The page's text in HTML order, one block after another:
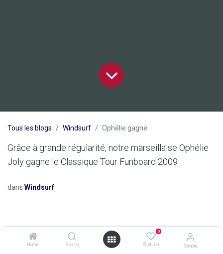
Home Search
0
Wishlist Compte
Tous les blogs Windsurf Ophélie gagne
Grâce à grande régularité, notre marseillaise Ophélie
Joly gagne le Classique Tour Funboard 2009
dans Windsurf